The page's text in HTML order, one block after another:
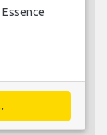
Essence